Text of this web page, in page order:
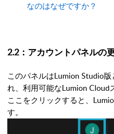
なのはなぜですか？
2.2：アカウントパネルの
このパネルはLumion Studio
れ、利用可能なLumion Cloud
ここをクリックすると、
す。